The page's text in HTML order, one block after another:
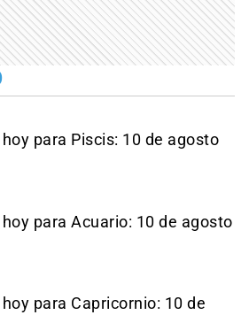
para Piscis: 10 de agosto
para Acuario: 10 de agosto
para Capricornio: 10 de